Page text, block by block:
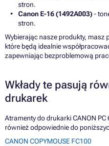
stron.
Canon E-16 (1492A003)-
stron.
Wybierając nasze produkty, masz
które będą idealnie
zapewniając bezproblemową
Wkłady te pasują
drukarek
Atramenty do drukarki CANON
również odpowiednie do
CANON COPYMOUSE FC100